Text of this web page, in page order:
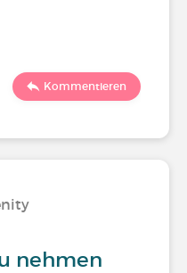
Kommentieren
nehmen